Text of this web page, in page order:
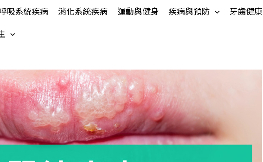
吸系統疾病 消化系統疾病 運動與健身 疾病與預防 牙齒健康